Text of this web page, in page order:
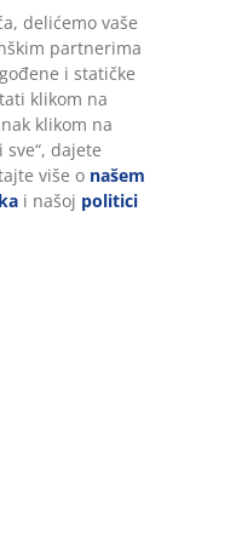
delićemo vaše
partnerima
i statičke
klikom na
klikom na
dajete
više o našem
i našoj politici